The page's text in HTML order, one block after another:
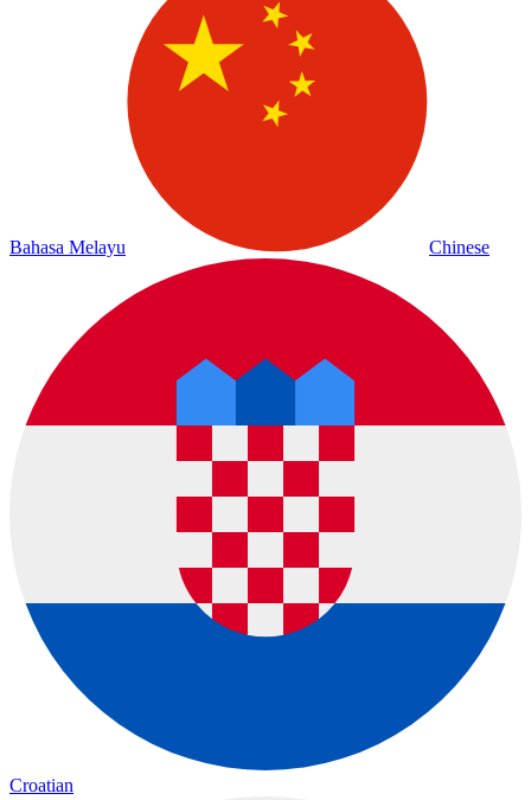
Bahasa Melayu Chinese
Croatian